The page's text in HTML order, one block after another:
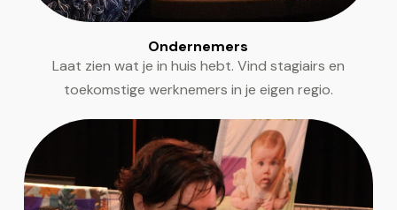
Ondernemers
Laat zien wat je in huis hebt. Vind stagiairs en
toekomstige werknemers in je eigen regio.